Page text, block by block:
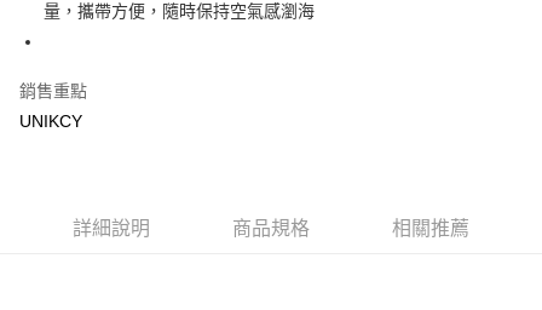
悠遊付
Google Pay
7-11取貨付款［需3-5個工作天不含預購商品］
量，攜帶方便，隨時保持空氣感瀏海
銷售重點
UNIKCY
詳細說明 商品規格 相關推薦